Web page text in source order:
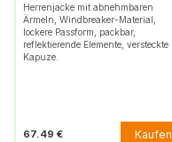
Herrenjacke mit abnehmbaren
Ärmeln, Windbreaker-Material,
lockere Passform, packbar,
reflektierende Elemente, versteckte
Kapuze.
67.49 € Kaufen